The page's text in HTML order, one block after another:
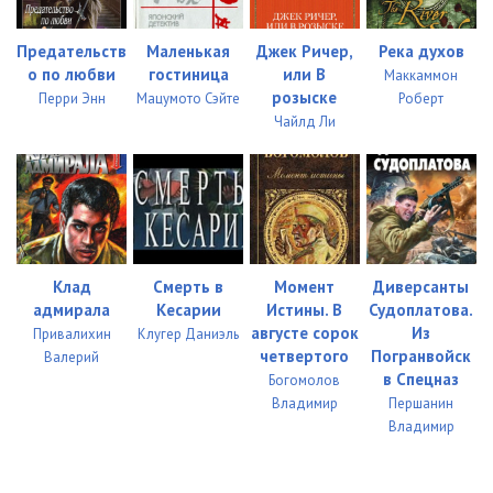
глава 10-6 07:35
глава 10-7 06:42
глава 11 02:34
глава 12-0 08:28
глава 12-1 12:59
глава 13-0 11:18
глава 13-1 08:04
глава 14-0 08:13
08:26
Предательств
о по любви
Перри Энн
Маленькая
гостиница
Мацумото Сэйте
Джек Ричер,
или В
розыске
Чайлд Ли
Река духов
Маккаммон
Роберт
Клад
адмирала
Привалихин
Валерий
Смерть в
Кесарии
Клугер Даниэль
Момент
Истины. В
августе сорок
четвертого
Богомолов
Владимир
Диверсанты
Судоплатова.
Из
Погранвойск
в Спецназ
Першанин
Владимир